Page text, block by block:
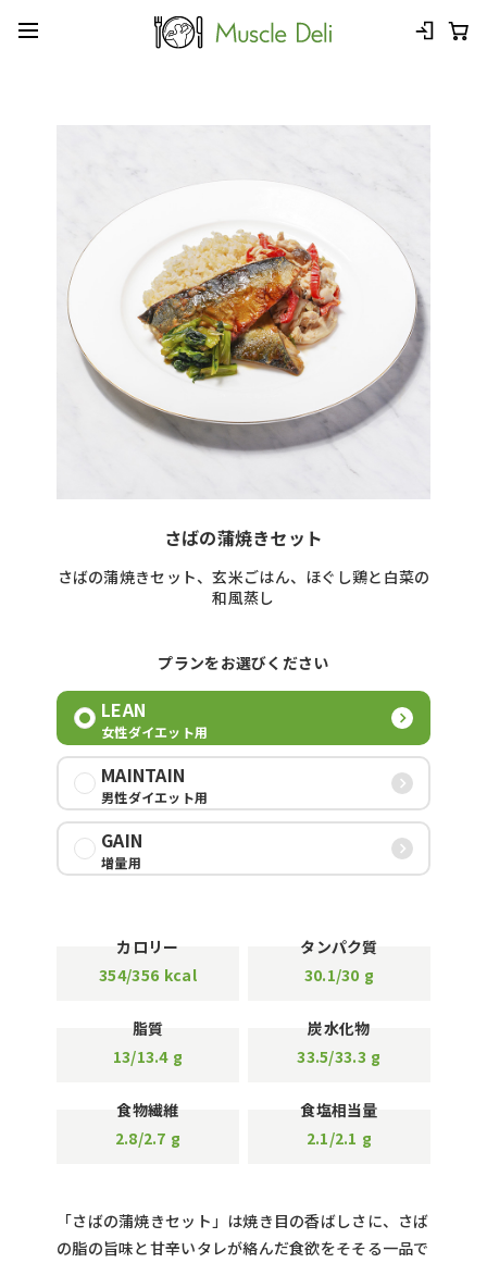
さばの蒲焼きセット
さばの蒲焼きセット、玄米ごはん、ほぐし鶏と白菜の
和風蒸し
プランをお選びください
LEAN
女性ダイエット用
MAINTAIN
男性ダイエット用
GAIN
増量用
カロリー
354/356 kcal
タンパク質
30.1/30 g
脂質
13/13.4 g
炭水化物
33.5/33.3 g
食物繊維
2.8/2.7 g
食塩相当量
2.1/2.1 g
「さばの蒲焼きセット」は焼き目の香ばしさに、さば
の脂の旨味と甘辛いタレが絡んだ食欲をそそる一品で